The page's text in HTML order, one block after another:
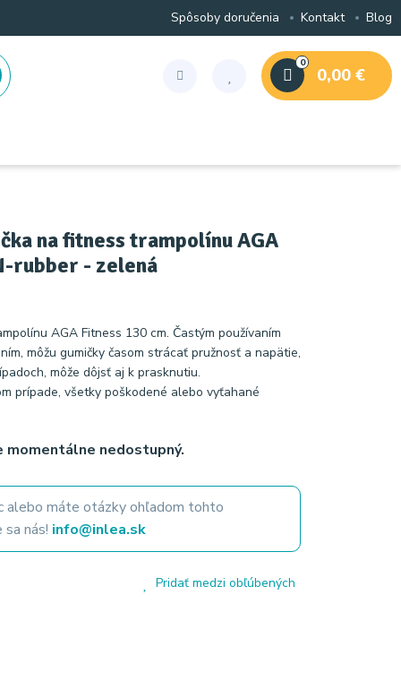
Spôsoby doručenia Kontakt Blog
0
0,00 €
na fitness trampolínu AGA
rubber - zelená
AGA Fitness 130 cm. Častým používaním
môžu gumičky časom strácať pružnosť a napätie,
môže dôjsť aj k prasknutiu.
prípade, všetky poškodené alebo vyťahané
momentálne nedostupný.
alebo máte otázky ohľadom tohto
nás! info@inlea.sk
Pridať medzi obľúbených